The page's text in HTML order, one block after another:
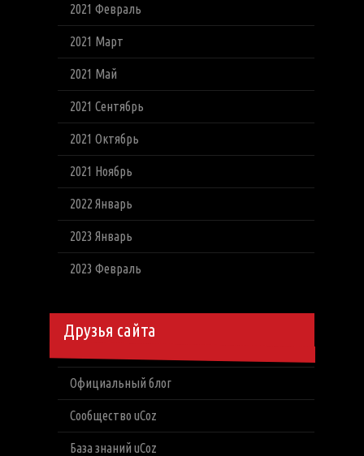
2021 Февраль
2021 Март
2021 Май
2021 Сентябрь
2021 Октябрь
2021 Ноябрь
2022 Январь
2023 Январь
2023 Февраль
Друзья сайта
Официальный блог
Сообщество uCoz
База знаний uCoz